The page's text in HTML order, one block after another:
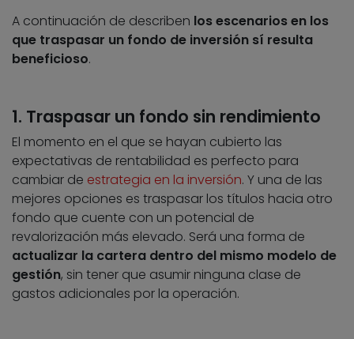
A continuación de describen los escenarios en los
que traspasar un fondo de inversión sí resulta
beneficioso.
1. Traspasar un fondo sin rendimiento
El momento en el que se hayan cubierto las
expectativas de rentabilidad es perfecto para
cambiar de estrategia en la inversión. Y una de las
mejores opciones es traspasar los títulos hacia otro
fondo que cuente con un potencial de
revalorización más elevado. Será una forma de
actualizar la cartera dentro del mismo modelo de
gestión, sin tener que asumir ninguna clase de
gastos adicionales por la operación.